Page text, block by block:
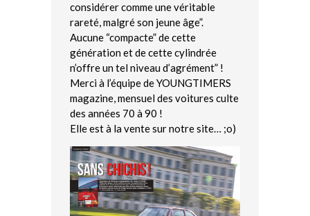
considérer comme une véritable
rareté, malgré son jeune âge”.
Aucune “compacte” de cette
génération et de cette cylindrée
n’offre un tel niveau d’agrément” !
Merci à l’équipe de YOUNGTIMERS
magazine, mensuel des voitures culte
des années 70 à 90 !
Elle est à la vente sur notre site… ;o)